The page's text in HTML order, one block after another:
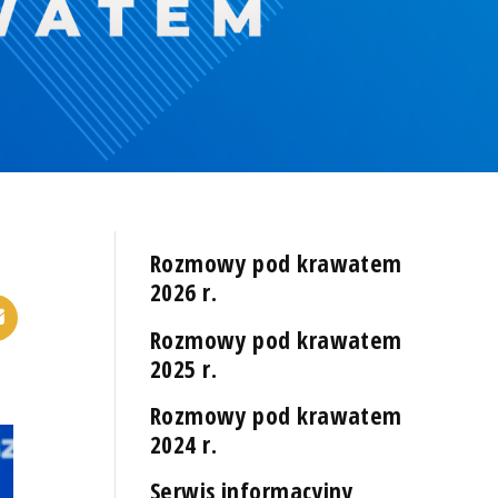
Rozmowy pod krawatem
2026 r.
Rozmowy pod krawatem
2025 r.
Rozmowy pod krawatem
2024 r.
Serwis informacyjny